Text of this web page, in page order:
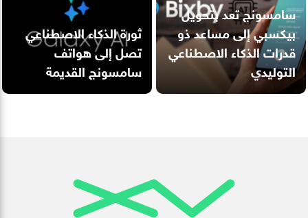
سامسونج تعد بتحويل
بيكسبي إلى مساعد ذو
قدرات الذكاء الاصطناعي
التوليدي
ثورة الذكاء الاصطناعي
تصل إلى هواتف
سامسونج القديمة